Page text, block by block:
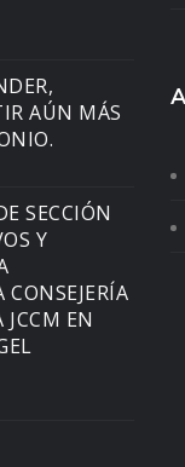
AÚN MÁS
SECCIÓN
Y
CONSEJERÍA
EN